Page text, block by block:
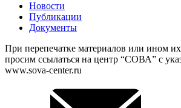
Новости
Публикации
Документы
При перепечатке материалов или ином
просим ссылаться на центр “СОВА” с
www.sova-center.ru